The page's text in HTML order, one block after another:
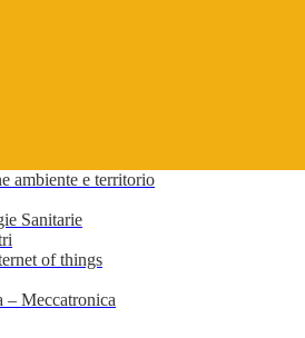
ambiente e territorio
Sanitarie
of things
– Meccatronica